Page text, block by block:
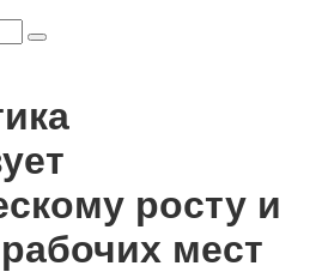
росту и
мест